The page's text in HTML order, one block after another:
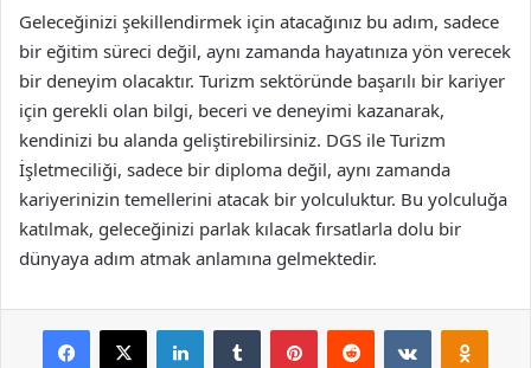
Geleceğinizi şekillendirmek için atacağınız bu adım, sadece
bir eğitim süreci değil, aynı zamanda hayatınıza yön verecek
bir deneyim olacaktır. Turizm sektöründe başarılı bir kariyer
için gerekli olan bilgi, beceri ve deneyimi kazanarak,
kendinizi bu alanda geliştirebilirsiniz. DGS ile Turizm
İşletmeciliği, sadece bir diploma değil, aynı zamanda
kariyerinizin temellerini atacak bir yolculuktur. Bu yolculuğa
katılmak, geleceğinizi parlak kılacak fırsatlarla dolu bir
dünyaya adım atmak anlamına gelmektedir.
Facebook
X LinkedInTumblr PinterestReddit VKontakte